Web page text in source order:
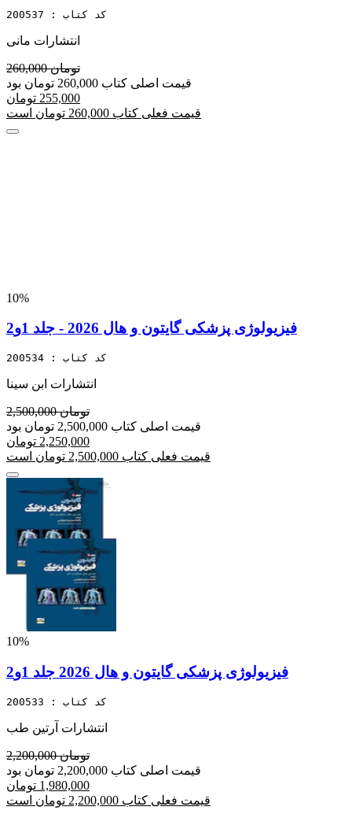
کد کتاب : 200537
انتشارات مانی
260,000 تومان
قیمت اصلی کتاب 260,000 تومان بود
255,000 تومان
قیمت فعلی کتاب 260,000 تومان است
10%
فیزیولوژی پزشکی گایتون و هال 2026 - جلد 1و2
کد کتاب : 200534
انتشارات ابن سینا
2,500,000 تومان
قیمت اصلی کتاب 2,500,000 تومان بود
2,250,000 تومان
قیمت فعلی کتاب 2,500,000 تومان است
10%
فیزیولوژی پزشکی گایتون و هال 2026 جلد 1و2
کد کتاب : 200533
انتشارات آرتین طب
2,200,000 تومان
قیمت اصلی کتاب 2,200,000 تومان بود
1,980,000 تومان
قیمت فعلی کتاب 2,200,000 تومان است